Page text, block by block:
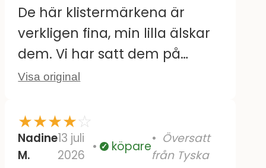
De här klistermärkena är
verkligen fina, min lilla älskar
dem. Vi har satt dem på
kakelplattorna vid skötbordet.
och flytta utan att lämna
några rester. Den enda
nackdelen är att några av de
Visa original
★★★★☆
Nadine
M.
13 juli
2026
Verifierad
köpare
Översatt
från Tyska